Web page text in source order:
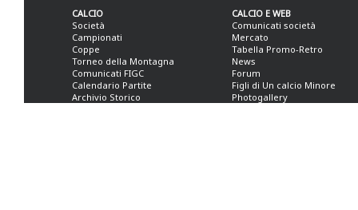
CALCIO
Società
Campionati
Coppe
Torneo della Montagna
Comunicati FIGC
Calendario Partite
Archivio Storico
CALCIO E WEB
Comunicati società
Mercato
Tabella Promo-Retro
News
Forum
Figli di Un calcio Minore
Photogallery